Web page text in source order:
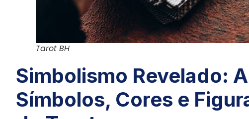
Tarot BH
Simbolismo Revelado:
Símbolos, Cores e